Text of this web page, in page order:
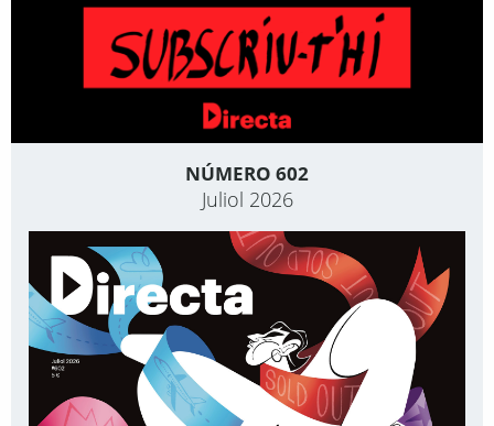
NÚMERO 602
Juliol 2026